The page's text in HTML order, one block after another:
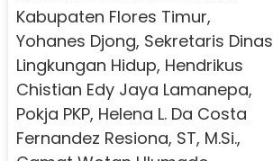
Kabupaten Flores Timur,
Yohanes Djong, Sekretaris Dinas
Lingkungan Hidup, Hendrikus
Chistian Edy Jaya Lamanepa,
Pokja PKP, Helena L. Da Costa
Fernandez Resiona, ST, M.Si.,